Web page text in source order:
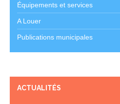
Équipements et services
A Louer
Publications municipales
ACTUALITÉS